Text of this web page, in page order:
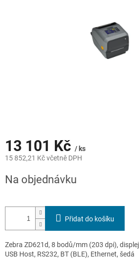
13 101 Kč / ks
15 852,21 Kč včetně DPH
cena:
Na objednávku
Přidat do košíku
Zebra ZD621d, 8 bodů/mm (203 dpi), displej
USB Host, RS232, BT (BLE), Ethernet, šedá